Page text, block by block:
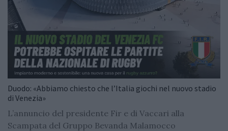
Duodo: «Abbiamo chiesto che l’Italia giochi nel nuovo stadio
di Venezia»
L’annuncio del presidente Fir e di Vaccari alla
Scampata del Gruppo Bevanda Malamocco